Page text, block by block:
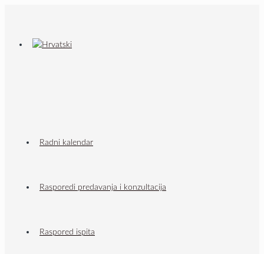
Radni kalendar
Rasporedi predavanja i konzultacija
Raspored ispita